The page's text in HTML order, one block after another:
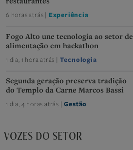
restaurantes
6 horas atrás | Experiência
Fogo Alto une tecnologia ao setor de
alimentação em hackathon
1 dia, 1 hora atrás | Tecnologia
Segunda geração preserva tradição
do Templo da Carne Marcos Bassi
1 dia, 4 horas atrás |Gestão
VOZES DO SETOR